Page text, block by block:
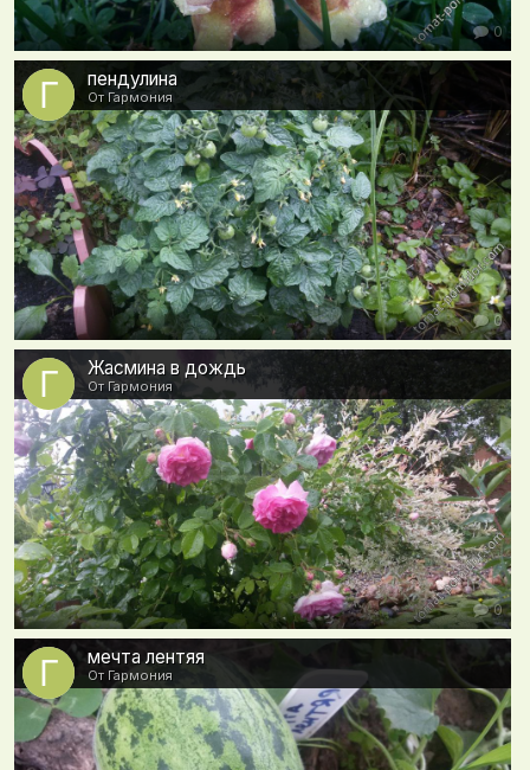
0
пендулина
От Гармония
0
Жасмина в дождь
От Гармония
0
мечта лентяя
От Гармония